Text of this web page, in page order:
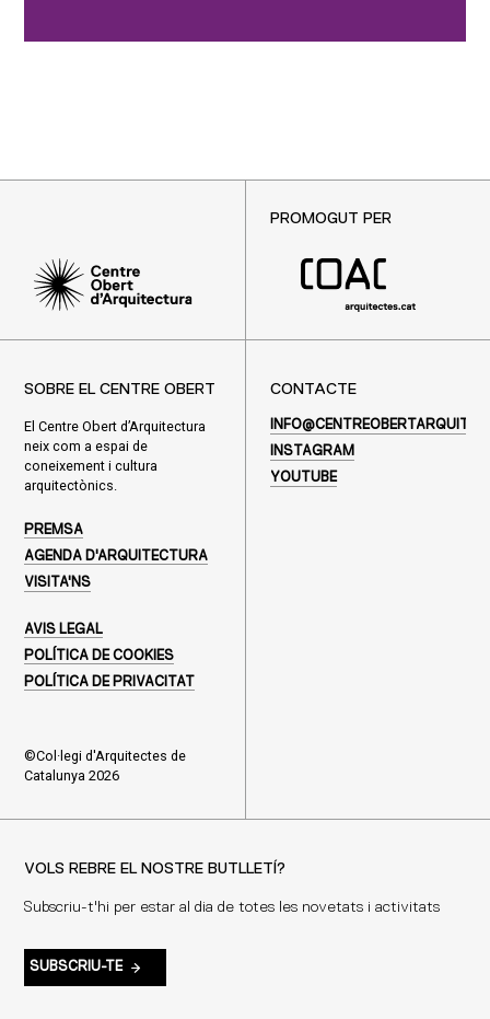
PROMOGUT PER
SOBRE EL CENTRE OBERT
El Centre Obert d’Arquitectura
neix com a espai de
coneixement i cultura
arquitectònics.
PREMSA
AGENDA D'ARQUITECTURA
VISITA'NS
AVIS LEGAL
POLÍTICA DE COOKIES
POLÍTICA DE PRIVACITAT
©Col·legi d'Arquitectes de
Catalunya 2026
CONTACTE
INSTAGRAM
YOUTUBE
VOLS REBRE EL NOSTRE BUTLLETÍ?
Subscriu-t'hi per estar al dia de totes les novetats i activitats
SUBSCRIU-TE